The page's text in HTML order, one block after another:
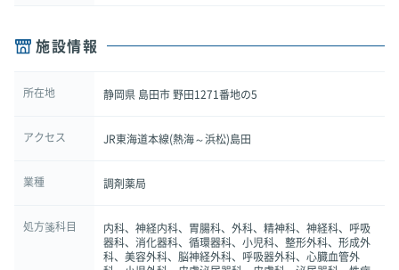
施設情報
所在地 静岡県 島田市 野田1271番地の5
アクセス JR東海道本線(熱海～浜松)島田
業種 調剤薬局
処方箋科目
内科、神経内科、胃腸科、外科、精神科、神経科、呼吸
器科、消化器科、循環器科、小児科、整形外科、形成外
科、美容外科、脳神経外科、呼吸器外科、心臓血管外